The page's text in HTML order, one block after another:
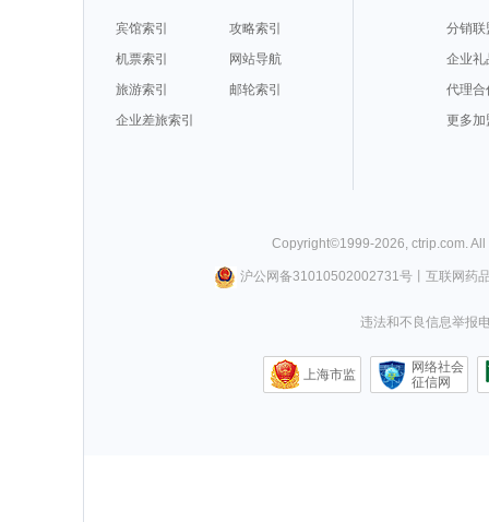
宾馆索引
攻略索引
机票索引
网站导航
旅游索引
邮轮索引
企业差旅索引
分销联
企业礼
代理合
更多加
Copyright©1999-2026 ctrip.com .
沪公网备31010502002731号丨 互联网药
违法和不良信息举报
上海市监
网络社会
征信网